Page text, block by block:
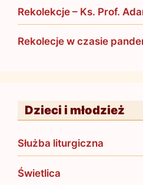
Rekolekcje – Ks. Prof.
Rekolecje w czasie
Dzieci i młodzież
Służba liturgiczna
Świetlica